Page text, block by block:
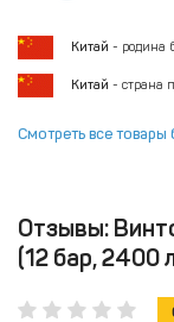
Китай - родина
Китай - страна
Смотреть все товары
Отзывы:
(12 бар, 2400